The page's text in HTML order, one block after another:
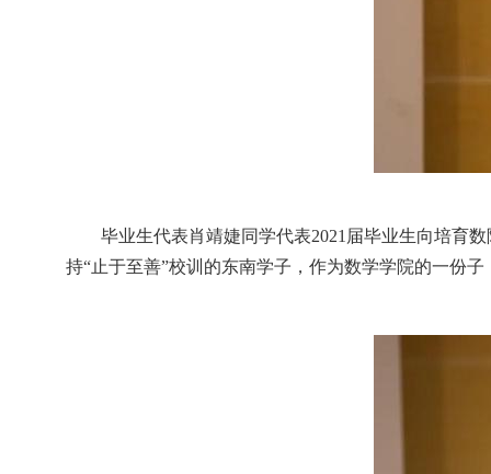
毕业生代表肖靖婕同学代表2021 届毕业生向培育
持“止于至善”校训的东南学子，作为数学学院的一份